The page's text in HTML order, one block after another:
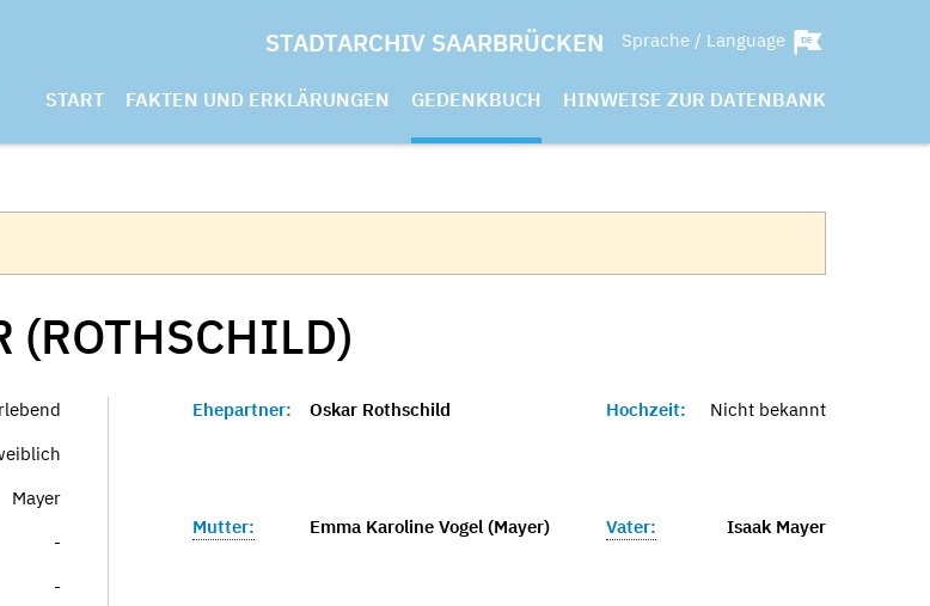
STADTARCHIV SAARBRÜCKEN Sprache / Language
START FAKTEN UND ERKLÄRUNGEN GEDENKBUCH HINWEISE ZUR DATENBANK
(ROTHSCHILD)
Mayer
-
-
Ehepartner: Oskar Rothschild Hochzeit: Nicht bekannt
Mutter: Emma Karoline Vogel (Mayer) Vater: Isaak Mayer